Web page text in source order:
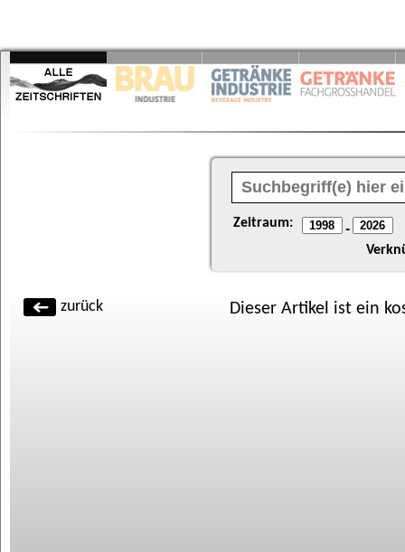
Zeitraum: -
zurück Dieser Artikel ist ein